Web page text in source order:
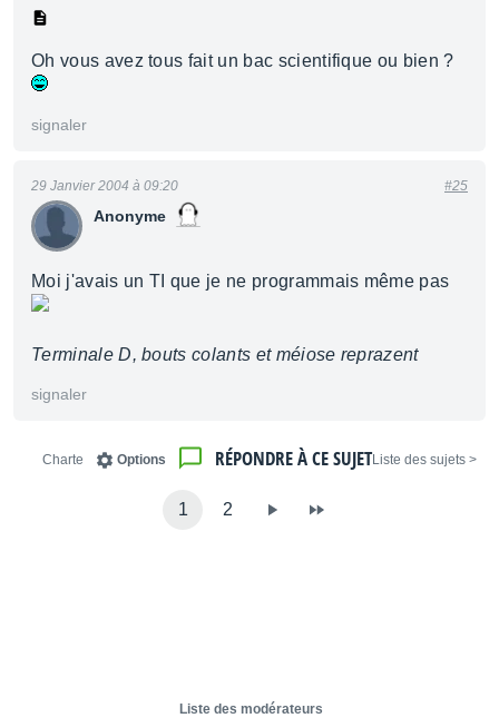
Oh vous avez tous fait un bac scientifique ou bien ?
signaler
Anonyme
29 Janvier 2004 à 09:20 #25
Moi j'avais un TI que je ne programmais même pas
Terminale D, bouts colants et méiose reprazent
signaler
< Liste des sujets
RÉPONDRE À CE SUJET
Options
Charte
1 2
Liste des modérateurs